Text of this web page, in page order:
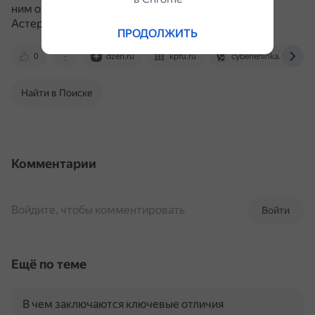
ним относятся, например, Кормак Маккарти, Пол
Астер, Денис Джонсон.
0 dzen.ru kpfu.ru cyberleninka.ru
Найти в Поиске
Комментарии
Войти
Войдите, чтобы комментировать
Ещё по теме
В чем заключаются ключевые отличия
ПРОДОЛЖИТЬ